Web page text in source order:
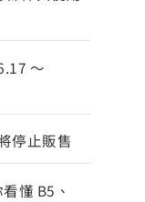
～
停止販售
懂 B5、